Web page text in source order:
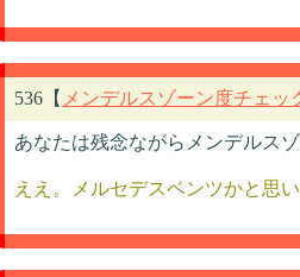
536【 メンデルスゾーン度チェッ
あなたは残念ながらメンデルス
ええ。メルセデスベンツかと思